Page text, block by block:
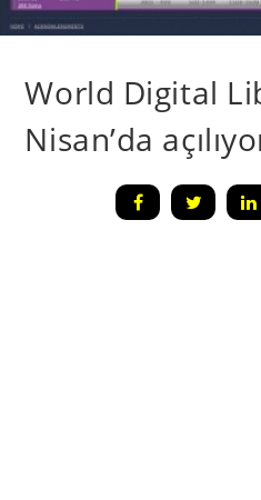
World Digital
Nisan’da